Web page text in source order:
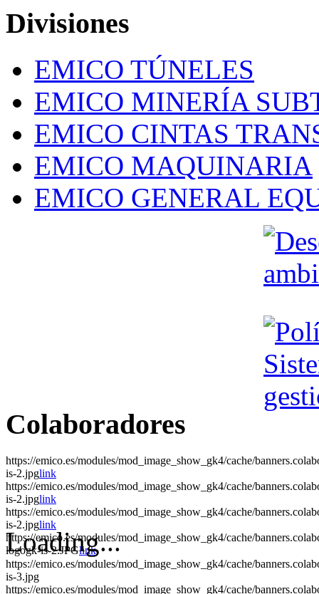
Divisiones
EMICO TÚNELES
EMICO MINERÍA
EMICO CINTAS
EMICO MAQUINARIA
EMICO GENERAL
Colaboradores
https://emico.es/modules/mod_image_show_gk4/cache/
is-2.jpglink
https://emico.es/modules/mod_image_show_gk4/cache/
is-2.jpglink
https://emico.es/modules/mod_image_show_gk4/cache/
is-2.jpglink
https://emico.es/modules/mod_image_show_gk4/cache/
logogk-is-2.JPGlink
Loading...
https://emico.es/modules/mod_image_show_gk4/cache/
is-3.jpg
https://emico.es/modules/mod_image_show_gk4/cache/